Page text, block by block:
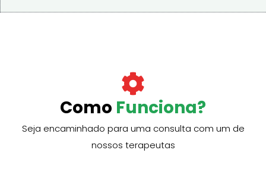
Como Funciona?
Seja encaminhado para uma consulta com um de
nossos terapeutas